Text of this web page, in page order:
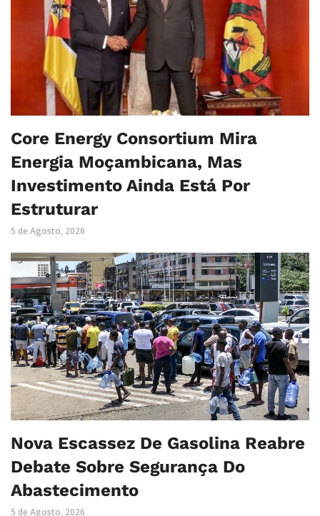
Core Energy Consortium Mira
Energia Moçambicana, Mas
Investimento Ainda Está Por
Estruturar
5 de Agosto, 2026
Nova Escassez De Gasolina Reabre
Debate Sobre Segurança Do
Abastecimento
5 de Agosto, 2026